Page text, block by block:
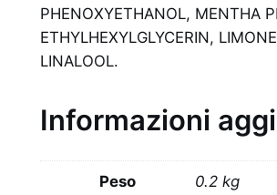
PHENOXYETHANOL, MENTHA
ETHYLHEXYLGLYCERIN,
LINALOOL.
Informazioni
Peso 0.2 kg